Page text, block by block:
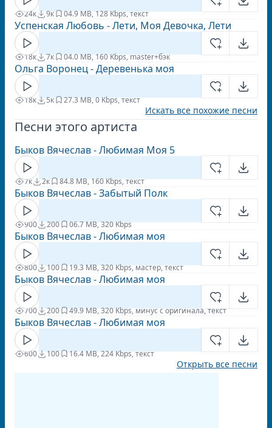
24к 9к 04.9 MB, 128 Kbps, текст
Успенская Любовь - Лети, Моя Девочка, Лети
18к 7к 04.0 MB, 160 Kbps, master+бэк
Ольга Воронец - Деревенька моя
18к 5к 27.3 MB, 0 Kbps, текст
Искать все похожие песни
Песни этого артиста
Быков Вячеслав - Любимая Моя 5
7к 2к 84.8 MB, 160 Kbps, текст
Быков Вячеслав - Забытый Полк
900 200 06.7 MB, 320 Kbps
Быков Вячеслав - Любимая моя
800 100 19.3 MB, 320 Kbps, мастер, текст
Быков Вячеслав - Любимая моя
700 200 49.9 MB, 320 Kbps, минус с оригинала, текст
Быков Вячеслав - Любимая моя
600 100 16.4 MB, 224 Kbps, текст
Открыть все песни